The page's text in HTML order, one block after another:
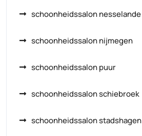
schoonheidssalon nesselande
schoonheidssalon nijmegen
schoonheidssalon puur
schoonheidssalon schiebroek
schoonheidssalon stadshagen